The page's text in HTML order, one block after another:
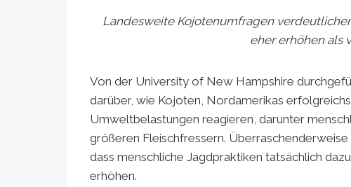
Landesweite Kojotenumfragen
eher erhöhen als
Von der University of New Hampshire
darüber, wie Kojoten, Nordamerikas
Umweltbelastungen reagieren, darunter
größeren Fleischfressern.
dass menschliche Jagdpraktiken tatsächlich
erhöhen.